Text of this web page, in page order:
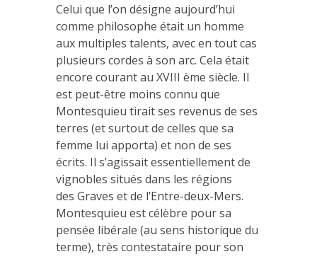
Celui que l’on désigne aujourd’hui
comme philosophe était un homme
aux multiples talents, avec en tout cas
plusieurs cordes à son arc. Cela était
encore courant au XVIII ème siècle. Il
est peut-être moins connu que
Montesquieu tirait ses revenus de ses
terres (et surtout de celles que sa
femme lui apporta) et non de ses
écrits. Il s’agissait essentiellement de
vignobles situés dans les régions
des Graves et de l’Entre-deux-Mers.
Montesquieu est célèbre pour sa
pensée libérale (au sens historique du
terme), très contestataire pour son